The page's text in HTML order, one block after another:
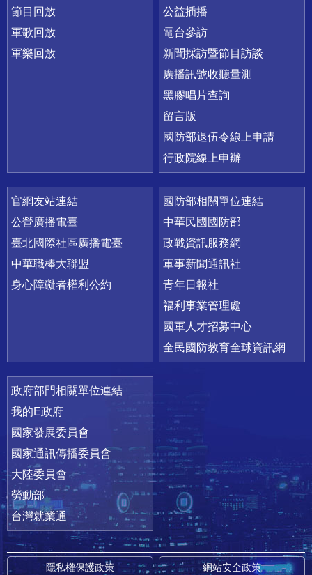
節目回放
軍歌回放
軍樂回放
公益插播
電台參訪
新聞採訪暨節目訪談
廣播訊號收聽量測
黑膠唱片查詢
留言版
國防部退伍令線上申請
行政院線上申辦
官網友站連結
公營廣播電臺
臺北國際社區廣播電臺
中華職棒大聯盟
身心障礙者權利公約
國防部相關單位連結
中華民國國防部
政戰資訊服務網
軍事新聞通訊社
青年日報社
福利事業管理處
國軍人才招募中心
全民國防教育全球資訊網
政府部門相關單位連結
我的E政府
國家發展委員會
國家通訊傳播委員會
大陸委員會
勞動部
台灣就業通
隱私權保護政策 網站安全政策